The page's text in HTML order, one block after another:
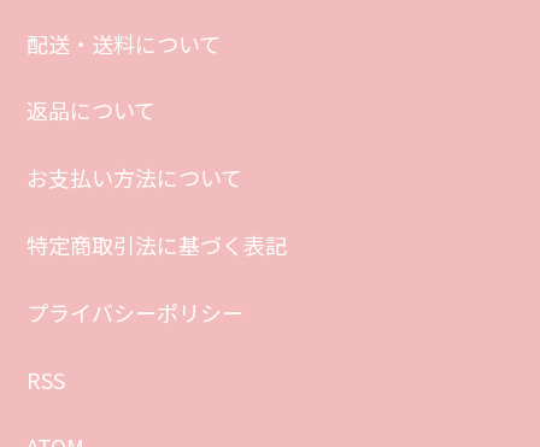
配送・送料について
返品について
お支払い方法について
特定商取引法に基づく表記
プライバシーポリシー
RSS